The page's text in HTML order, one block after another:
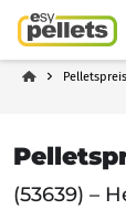
(53639) –